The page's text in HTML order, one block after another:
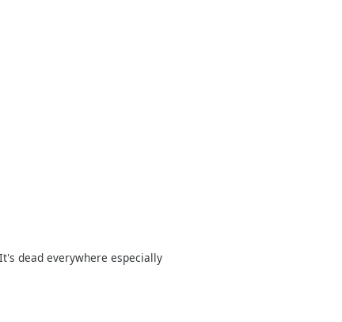
dead everywhere especially